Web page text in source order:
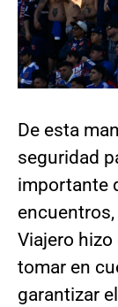
De esta
seguridad
importante
Viajero
tomar en
garantizar